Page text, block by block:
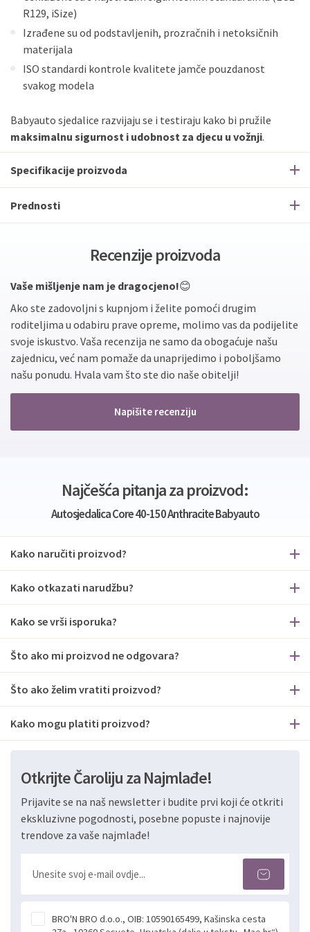
R129, iSize)
Izrađene su od podstavljenih, prozračnih i netoksičnih
materijala
ISO standardi kontrole kvalitete jamče pouzdanost
svakog modela
Babyauto sjedalice razvijaju se i testiraju kako bi pružile
maksimalnu sigurnost i udobnost za djecu u vožnji.
Specifikacije proizvoda
Prednosti
Recenzije proizvoda
Vaše mišljenje nam je dragocjeno!😊
Ako ste zadovoljni s kupnjom i želite pomoći drugim
roditeljima u odabiru prave opreme, molimo vas da podijelite
svoje iskustvo. Vaša recenzija ne samo da obogaćuje našu
zajednicu, već nam pomaže da unaprijedimo i poboljšamo
našu ponudu. Hvala vam što ste dio naše obitelji!
Napišite recenziju
Najčešća pitanja za proizvod:
Autosjedalica Core 40-150 Anthracite Babyauto
Kako naručiti proizvod?
Kako otkazati narudžbu?
Kako se vrši isporuka?
Što ako mi proizvod ne odgovara?
Što ako želim vratiti proizvod?
Kako mogu platiti proizvod?
Otkrijte Čaroliju za Najmlađe!
Prijavite se na naš newsletter i budite prvi koji će otkriti
ekskluzivne pogodnosti, posebne popuste i najnovije
trendove za vaše najmlađe!
BRO'N BRO d.o.o., OIB: 10590165499, Kašinska cesta